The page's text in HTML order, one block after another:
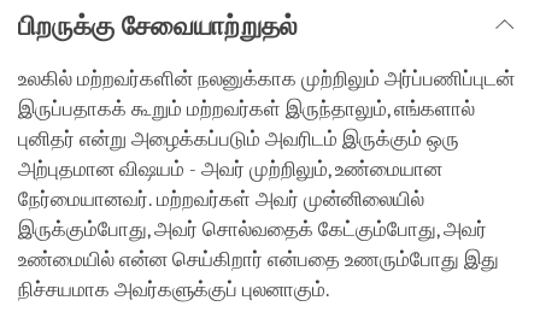
பிறருக்கு சேவையாற்றுதல்
உலகில் மற்றவர்களின் நலனுக்காக முற்றிலும் அர்ப்பணிப்புடன்
இருப்பதாகக் கூறும் மற்றவர்கள் இருந்தாலும், எங்களால்
புனிதர் என்று அழைக்கப்படும் அவரிடம் இருக்கும் ஒரு
அற்புதமான விஷயம் - அவர் முற்றிலும், உண்மையான
நேர்மையானவர். மற்றவர்கள் அவர் முன்னிலையில்
இருக்கும்போது, அவர் சொல்வதைக் கேட்கும்போது, அவர்
உண்மையில் என்ன செய்கிறார் என்பதை உணரும்போது இது
நிச்சயமாக அவர்களுக்குப் புலனாகும்.